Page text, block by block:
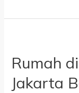
Rumah
Jakarta